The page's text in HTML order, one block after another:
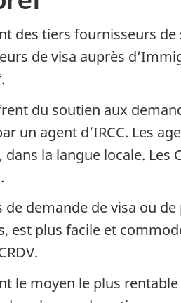
des tiers fournisseurs
de visa auprès
du soutien aux
un agent d’IRCC. Les
dans la langue locale.
de demande de visa ou
est plus facile et
le moyen le plus